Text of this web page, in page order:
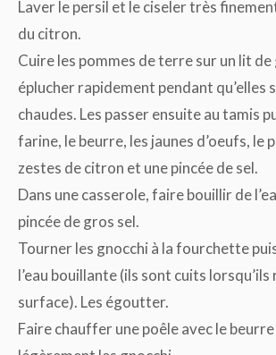
Laver le persil et le ciseler très
du citron.
Cuire les pommes de terre sur un lit de
éplucher rapidement pendant qu’elles
chaudes. Les passer ensuite au tamis
farine, le beurre, les jaunes d’oeufs, le
zestes de citron et une pincée de sel.
Dans une casserole, faire bouillir de
pincée de gros sel.
Tourner les gnocchi à la fourchette
l’eau bouillante (ils sont cuits
surface). Les égoutter.
Faire chauffer une poêle avec le